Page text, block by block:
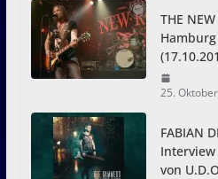
THE
25.
FABIAN
von